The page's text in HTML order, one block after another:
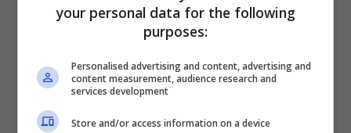
non si capisce quel che
your personal data for the following
purposes:
Personalised advertising and content, advertising and
content measurement, audience research and
services development
Store and/or access information on a device